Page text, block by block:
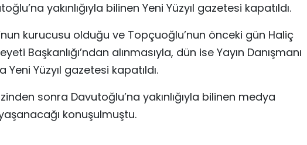
yakınlığıyla bilinen Yeni Yüzyıl gazetesi kapatıldı.
kurucusu olduğu ve Topçuoğlu’nun önceki gün Haliç
Başkanlığı’ndan alınmasıyla, dün ise Yayın Danışmanı
Yeni Yüzyıl gazetesi kapatıldı.
sonra Davutoğlu’na yakınlığıyla bilinen medya
konuşulmuştu.